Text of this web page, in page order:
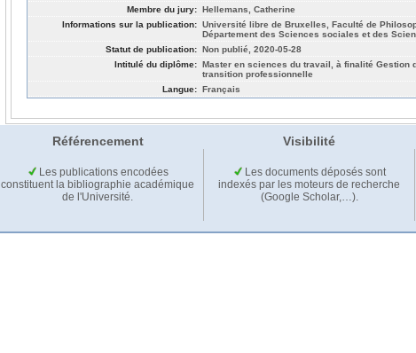
Membre du jury: Hellemans, Catherine
Informations sur la publication: Université libre de Bruxelles, Faculté de
Département des Sciences sociales et des
Statut de publication: Non publié, 2020-05-28
Intitulé du diplôme: Master en sciences du travail, à finalité Gestion
transition professionnelle
Langue: Français
Référencement Visibilité
Les publications encodées
constituent la bibliographie académique
de l'Université.
Les documents déposés sont
indexés par les moteurs de recherche
(Google Scholar,…).